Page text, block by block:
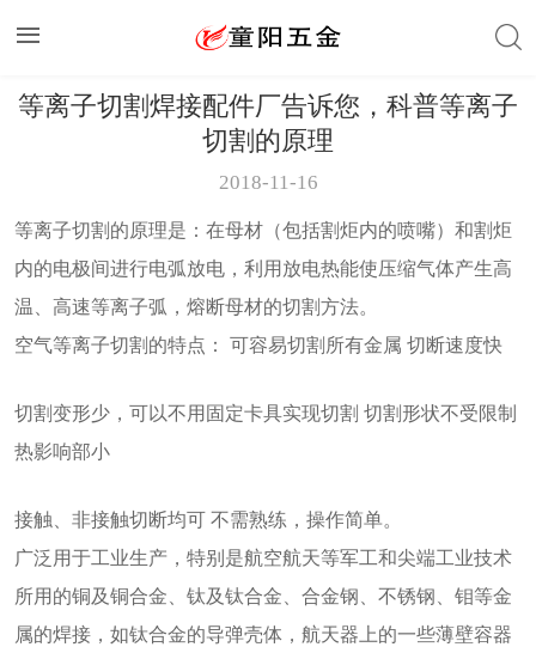
等离子切割焊接配件厂告诉您，科普等离子
切割的原理
2018-11-16
等离子切割的原理是：在母材（包括割炬内的喷嘴）和割炬
内的电极间进行电弧放电，利用放电热能使压缩气体产生高
温、高速等离子弧，熔断母材的切割方法。
空气等离子切割的特点： 可容易切割所有金属 切断速度快
切割变形少，可以不用固定卡具实现切割 切割形状不受限制
热影响部小
接触、非接触切断均可 不需熟练，操作简单。
广泛用于工业生产，特别是航空航天等军工和尖端工业技术
所用的铜及铜合金、钛及钛合金、合金钢、不锈钢、钼等金
属的焊接，如钛合金的导弹壳体，航天器上的一些薄壁容器